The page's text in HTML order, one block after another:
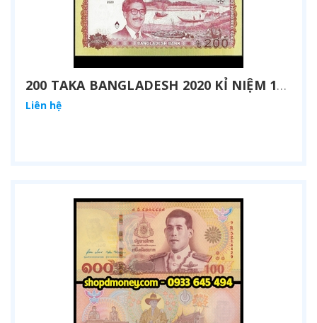
200 TAKA BANGLADESH 2020 KỈ NIỆM 100 NĂM NGÀY SINH MUJIBUR RAHMAN
Liên hệ